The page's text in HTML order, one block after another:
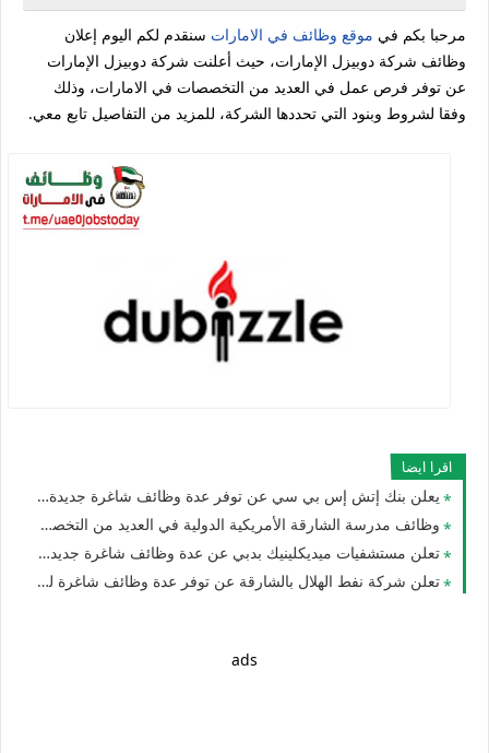
مرحبا بكم في موقع وظائف في الامارات سنقدم لكم اليوم إعلان
وظائف شركة دوبيزل الإمارات، حيث أعلنت شركة دوبيزل الإمارات
عن توفر فرص عمل في العديد من التخصصات في الامارات، وذلك
وفقا لشروط وبنود التي تحددها الشركة، للمزيد من التفاصيل تابع معي.
اقرا ايضا
يعلن بنك إتش إس بي سي عن توفر عدة وظائف شاغرة جديدة للجنسيين في الامارات
وظائف مدرسة الشارقة الأمريكية الدولية في العديد من التخصصات للجنسيين للوافدين والمقيمين بدبي والشارقة وأم القيوين
تعلن مستشفيات ميديكلينيك بدبي عن عدة وظائف شاغرة جديدة لجميع الجنسيات في الامارات
تعلن شركة نفط الهلال بالشارقة عن توفر عدة وظائف شاغرة لمختلف التخصصات للرجال والنساء بالامارات
ads